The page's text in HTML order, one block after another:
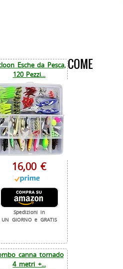
Esche da Pesca,
120 Pezzi...
16,00 €
Spedizioni in
UN GIORNO e GRATIS
canna tornado
4 metri +...
COME